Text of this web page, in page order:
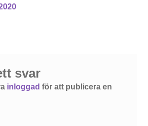
svar
inloggad för att publicera en